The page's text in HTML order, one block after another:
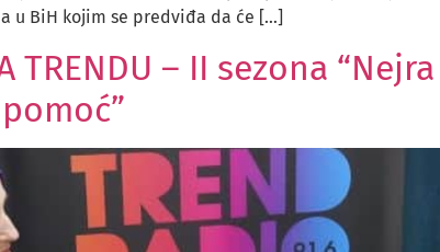
u BiH kojim se predviđa da će […]
TRENDU – II sezona